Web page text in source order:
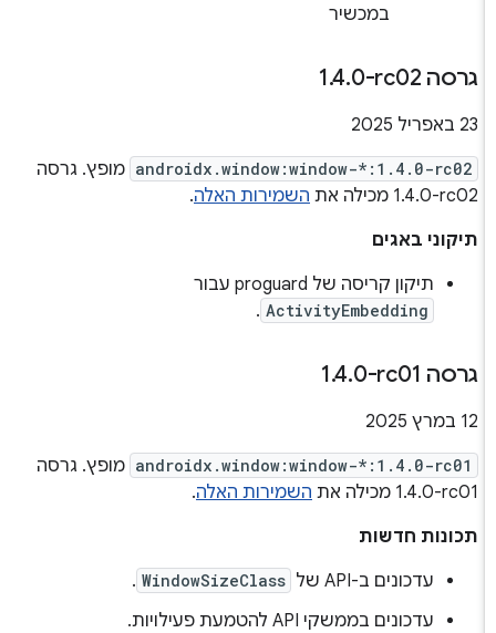
במכשיר
גרסה ‎1 .4.0-rc02
‫23 באפריל 2025
androidx.window:window-*:1.4.0-rc02 מופץ. גרסה
‎1.4.0-rc02 מכילה את
השמירות האלה.
תיקוני באגים
תיקון קריסה של proguard עבור
ActivityEmbedding
.
גרסה ‎1 .4.0-rc01
‫12 במרץ 2025
androidx.window:window-*:1.4.0-rc01 מופץ. גרסה
‎1.4.0-rc01 מכילה את
השמירות האלה.
תכונות חדשות
עדכונים ב-API של
WindowSizeClass
.
עדכונים בממשקי API להטמעת פעילויות.